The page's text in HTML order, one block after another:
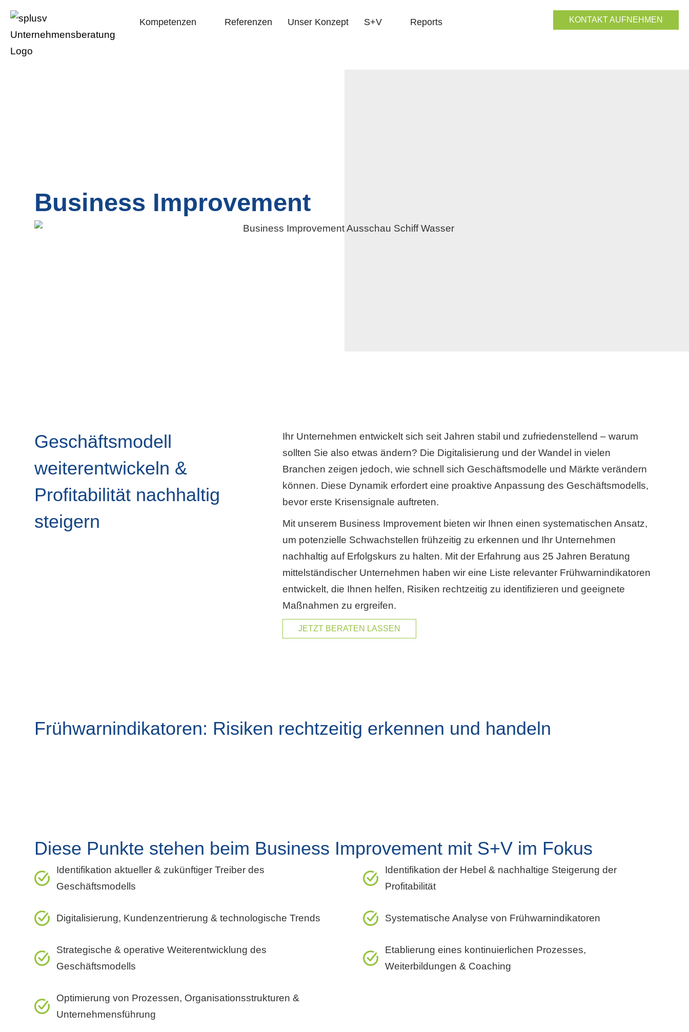
Kompetenzen Referenzen Unser Konzept S+V Reports KONTAKT AUFNEHMEN
Business Improvement
Geschäftsmodell
weiterentwickeln &
Profitabilität nachhaltig
steigern
Ihr Unternehmen entwickelt sich seit Jahren stabil und zufriedenstellend – warum
sollten Sie also etwas ändern? Die Digitalisierung und der Wandel in vielen
Branchen zeigen jedoch, wie schnell sich Geschäftsmodelle und Märkte verändern
können. Diese Dynamik erfordert eine proaktive Anpassung des Geschäftsmodells,
bevor erste Krisensignale auftreten.
Mit unserem Business Improvement bieten wir Ihnen einen systematischen Ansatz,
um potenzielle Schwachstellen frühzeitig zu erkennen und Ihr Unternehmen
nachhaltig auf Erfolgskurs zu halten. Mit der Erfahrung aus 25 Jahren Beratung
mittelständischer Unternehmen haben wir eine Liste relevanter Frühwarnindikatoren
entwickelt, die Ihnen helfen, Risiken rechtzeitig zu identifizieren und geeignete
Maßnahmen zu ergreifen.
JETZT BERATEN LASSEN
Frühwarnindikatoren: Risiken rechtzeitig erkennen und handeln
Diese Punkte stehen beim Business Improvement mit S+V im Fokus
Identifikation aktueller & zukünftiger Treiber des
Geschäftsmodells
Digitalisierung, Kundenzentrierung & technologische Trends
Strategische & operative Weiterentwicklung des
Geschäftsmodells
Optimierung von Prozessen, Organisationsstrukturen &
Unternehmensführung
Identifikation der Hebel & nachhaltige Steigerung der
Profitabilität
Systematische Analyse von Frühwarnindikatoren
Etablierung eines kontinuierlichen Prozesses,
Weiterbildungen & Coaching